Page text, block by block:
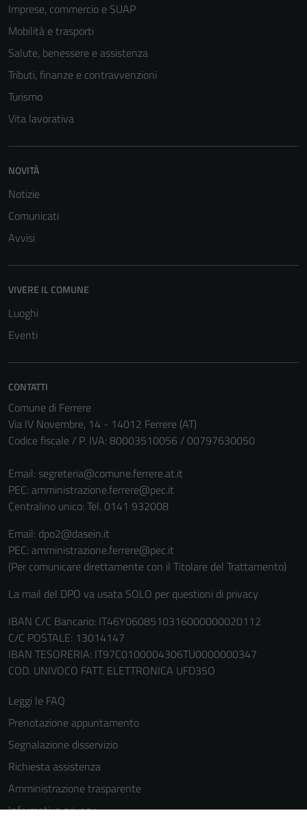
Imprese, commercio e SUAP
Mobilità e trasporti
Salute, benessere e assistenza
Tributi, finanze e contravvenzioni
Turismo
Vita lavorativa
NOVITÀ
Notizie
Comunicati
Avvisi
VIVERE IL COMUNE
Luoghi
Eventi
CONTATTI
Comune di Ferrere
Via IV Novembre, 14 - 14012 Ferrere (AT)
Codice fiscale / P. IVA: 80003510056 / 00797630050
Email: segreteria@comune.ferrere.at.it
PEC: amministrazione.ferrere@pec.it
Centralino unico: Tel. 0141 932008
Email: dpo2@dasein.it
PEC: amministrazione.ferrere@pec.it
(Per comunicare direttamente con il Titolare del Trattamento)
La mail del DPO va usata SOLO per questioni di privacy
IBAN C/C Bancario: IT46Y0608510316000000020112
C/C POSTALE: 13014147
IBAN TESORERIA: IT97C0100004306TU0000000347
COD. UNIVOCO FATT. ELETTRONICA UFD35O
Leggi le FAQ
Prenotazione appuntamento
Segnalazione disservizio
Richiesta assistenza
Amministrazione trasparente
Informativa privacy